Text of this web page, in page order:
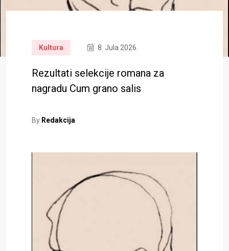
Kultura 8. Jula 2026.
Rezultati selekcije romana za
nagradu Cum grano salis
By Redakcija